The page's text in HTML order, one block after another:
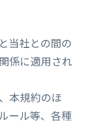
当社との間の
係に適用され
本規約のほ
ール等、各種